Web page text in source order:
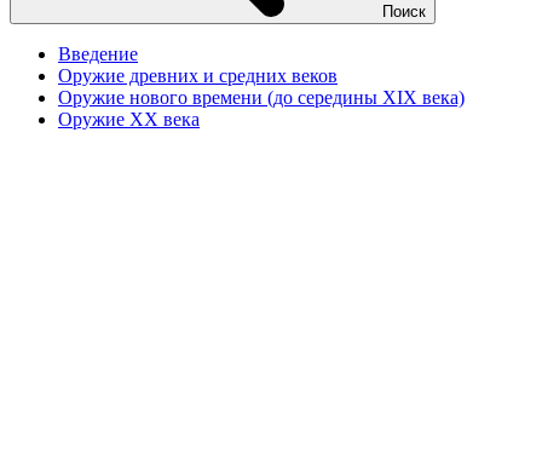
Поиск
Введение
Оружие древних и средних веков
Оружие нового времени (до середины XIX века)
Оружие XX века